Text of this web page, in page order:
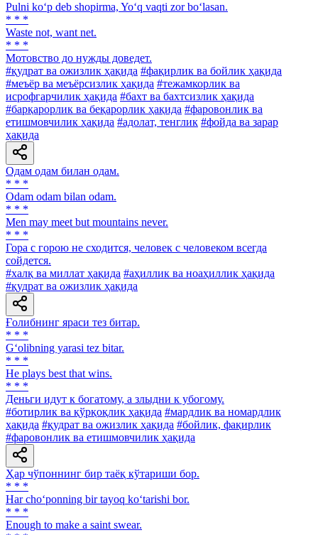
Pulni ko‘p deb shopirma, Yo‘q vaqti zor bo‘lasan.
* * *
Waste not, want net.
* * *
Мотовство до нужды доведет.
#қудрат ва ожизлик ҳақида #фақирлик ва бойлик ҳақида
#меъёр ва меъёрсизлик ҳақида #тежамкорлик ва
исрофгарчилик ҳақида #бахт ва бахтсизлик ҳақида
#барқарорлик ва беқарорлик ҳақида #фаровонлик ва
етишмовчилик ҳақида #адолат, тенглик #фойда ва зарар
ҳақида
Одам одам билан одам.
* * *
Odam odam bilan odam.
* * *
Men may meet but mountains never.
* * *
Гора с горою не сходится, человек с человеком всегда
сойдется.
#халқ ва миллат ҳақида #аҳиллик ва ноаҳиллик ҳақида
#қудрат ва ожизлик ҳақида
Ғолибнинг яраси тез битар.
* * *
G‘olibning yarasi tez bitar.
* * *
He plays best that wins.
* * *
Деньги идут к богатому, а злыдни к убогому.
#ботирлик ва қўрқоқлик ҳақида #мардлик ва номардлик
ҳақида #қудрат ва ожизлик ҳақида #бойлик, фақирлик
#фаровонлик ва етишмовчилик ҳақида
Ҳар чўпоннинг бир таёқ кўтариши бор.
* * *
Har cho‘ponning bir tayoq ko‘tarishi bor.
* * *
Enough to make a saint swear.